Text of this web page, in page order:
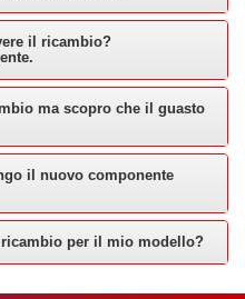
il ricambio?
ma scopro che il guasto
il nuovo componente
per il mio modello?